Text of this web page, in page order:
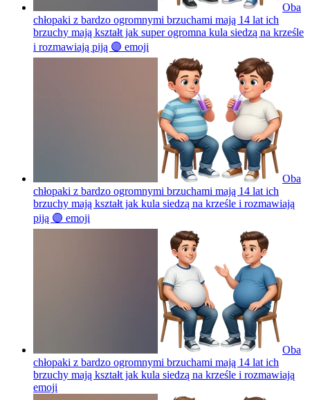
Oba
chłopaki z bardzo ogromnymi brzuchami mają 14 lat ich
brzuchy mają kształt jak super ogromna kula siedzą na krześle
i rozmawiają piją 🟣 emoji
Oba
chłopaki z bardzo ogromnymi brzuchami mają 14 lat ich
brzuchy mają kształt jak kula siedzą na krześle i rozmawiają
piją 🟣 emoji
Oba
chłopaki z bardzo ogromnymi brzuchami mają 14 lat ich
brzuchy mają kształt jak kula siedzą na krześle i rozmawiają
emoji